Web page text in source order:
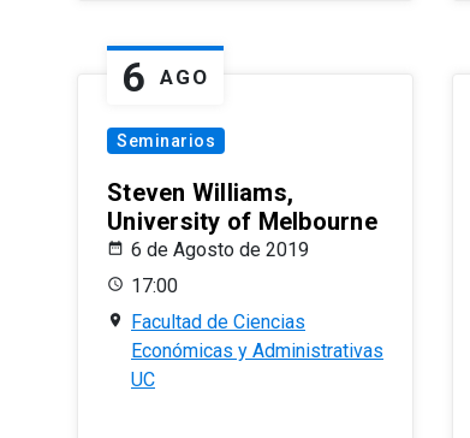
6 AGO
Seminarios
Steven Williams,
University of Melbourne
6 de Agosto de 2019
17:00
Facultad de Ciencias
Económicas y Administrativas
UC